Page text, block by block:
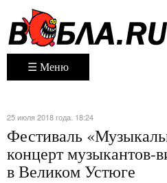
☰ Меню
25 июля 2018 года. 18:24
Фестиваль
концерт музыкантов-
в Великом Устюге